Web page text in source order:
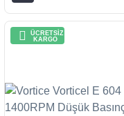
ÜCRETSİZ
KARGO